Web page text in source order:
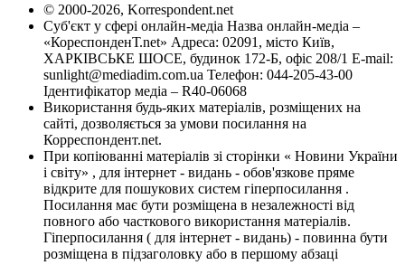
© 2000-2026, Korrespondent.net
Суб'єкт у сфері онлайн-медіа Назва онлайн-медіа –
«КореспонденТ.net» Адреса: 02091, місто Київ,
ХАРКІВСЬКЕ ШОСЕ, будинок 172-Б, офіс 208/1 E-mail:
sunlight@mediadim.com.ua Телефон: 044-205-43-00
Ідентифікатор медіа – R40-06068
Використання будь-яких матеріалів, розміщених на
сайті, дозволяється за умови посилання на
Корреспондент.net.
При копіюванні матеріалів зі сторінки « Новини України
і світу» , для інтернет - видань - обов'язкове пряме
відкрите для пошукових систем гіперпосилання .
Посилання має бути розміщена в незалежності від
повного або часткового використання матеріалів.
Гіперпосилання ( для інтернет - видань) - повинна бути
розміщена в підзаголовку або в першому абзаці